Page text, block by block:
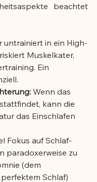
beachtet
untrainiert in ein High-
Muskelkater,
Ein
Wenn das
kann die
das Einschlafen
Fokus auf Schlaf-
paradoxerweise zu
(dem
Schlaf)